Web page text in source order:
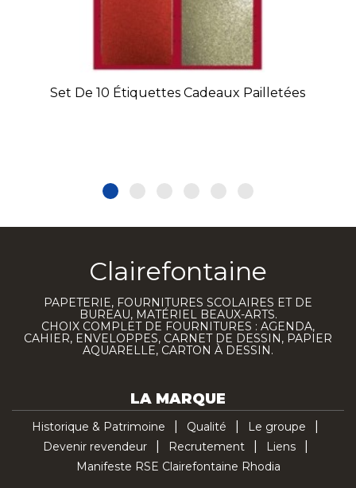
Set De 10 Étiquettes Cadeaux Pailletées
Clairefontaine
PAPETERIE, FOURNITURES SCOLAIRES ET DE
BUREAU, MATÉRIEL BEAUX-ARTS.
CHOIX COMPLET DE FOURNITURES : AGENDA,
CAHIER, ENVELOPPES, CARNET DE DESSIN, PAPIER
AQUARELLE, CARTON À DESSIN.
LA MARQUE
Historique & Patrimoine Qualité
Le groupe
Devenir revendeur
Recrutement
Liens
Manifeste RSE Clairefontaine Rhodia